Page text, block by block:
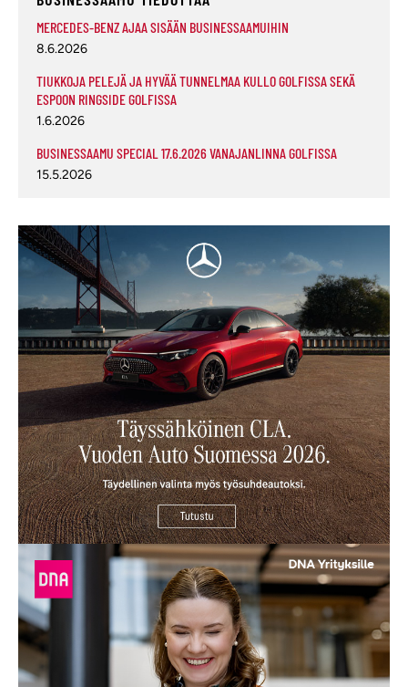
MERCEDES-BENZ AJAA SISÄÄN BUSINESSAAMUIHIN
8.6.2026
TIUKKOJA PELEJÄ JA HYVÄÄ TUNNELMAA KULLO GOLFISSA SEKÄ
ESPOON RINGSIDE GOLFISSA
1.6.2026
BUSINESSAAMU SPECIAL 17.6.2026 VANAJANLINNA GOLFISSA
15.5.2026